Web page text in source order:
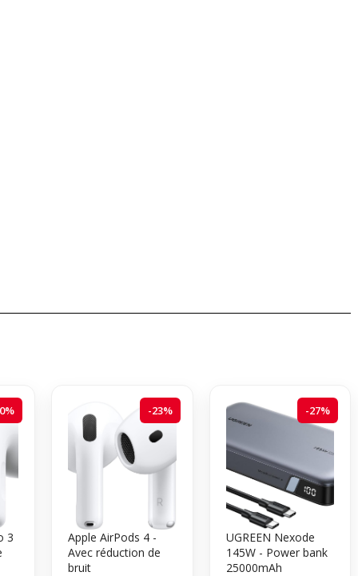
3
-23%
Apple AirPods 4 -
Avec réduction de
bruit
-27%
UGREEN Nexode
145W - Power bank
25000mAh